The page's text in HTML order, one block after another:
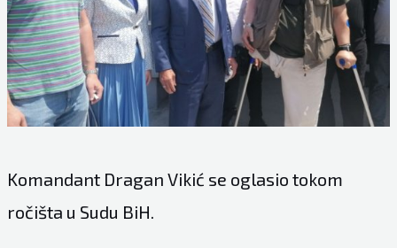
Komandant Dragan Vikić se oglasio tokom
ročišta u Sudu BiH.